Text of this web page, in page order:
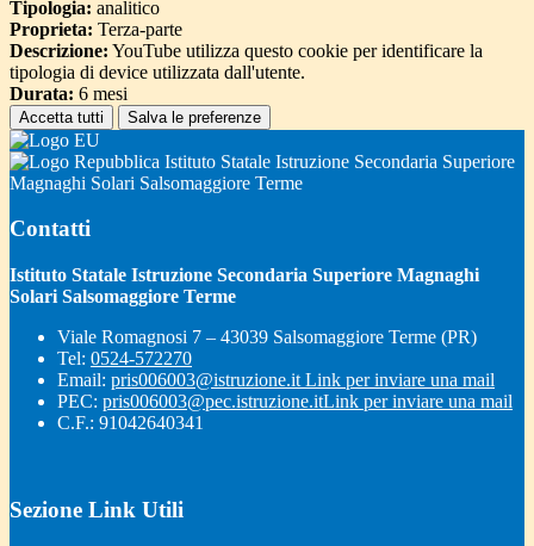
Tipologia: analitico
Proprieta: Terza-parte
Descrizione: YouTube utilizza questo cookie per identificare la
tipologia di device utilizzata dall'utente.
Durata: 6 mesi
Accetta tutti Salva le preferenze
Istituto Statale Istruzione Secondaria Superiore
Magnaghi Solari Salsomaggiore Terme
Contatti
Istituto Statale Istruzione Secondaria Superiore Magnaghi
Solari Salsomaggiore Terme
Viale Romagnosi 7 – 43039 Salsomaggiore Terme (PR)
Tel: 0524-572270
Email: pris006003@istruzione.it Link per inviare una mail
PEC: pris006003@pec.istruzione.itLink per inviare una mail
C.F.: 91042640341
Sezione Link Utili